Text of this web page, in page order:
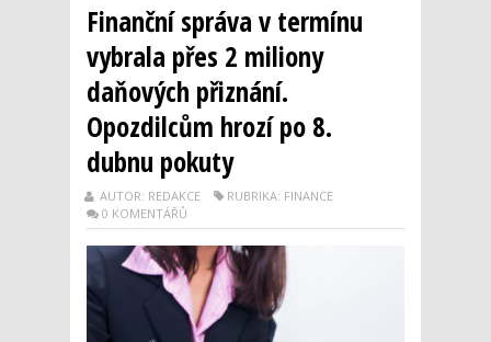
Finanční správa v termínu
vybrala přes 2 miliony
daňových přiznání.
Opozdilcům hrozí po 8.
dubnu pokuty
AUTOR: REDAKCE
RUBRIKA: FINANCE
0 KOMENTÁŘŮ